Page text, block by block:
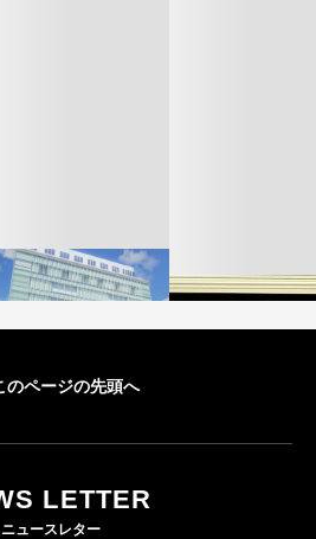
FASHION
のページの先頭へ
LETTER
ニュースレター